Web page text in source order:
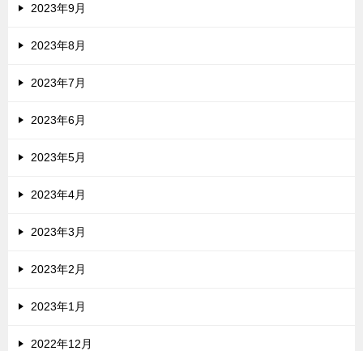
2023年9月
2023年8月
2023年7月
2023年6月
2023年5月
2023年4月
2023年3月
2023年2月
2023年1月
2022年12月